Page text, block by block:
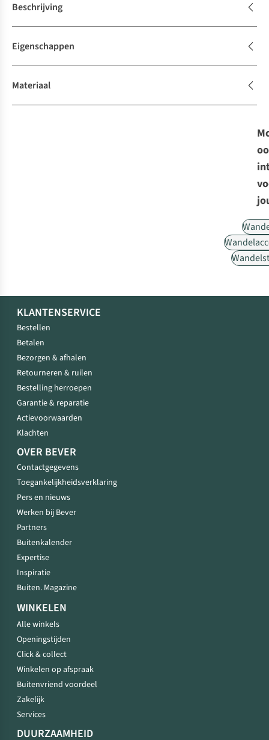
Beschrijving
Eigenschappen
Materiaal
KLANTENSERVICE
Bestellen
Betalen
Bezorgen & afhalen
Retourneren & ruilen
Bestelling herroepen
Garantie & reparatie
Actievoorwaarden
Klachten
OVER BEVER
Contactgegevens
Toegankelijkheidsverklaring
Pers en nieuws
Werken bij Bever
Partners
Buitenkalender
Expertise
Inspiratie
Buiten. Magazine
WINKELEN
Alle winkels
Openingstijden
Click & collect
Winkelen op afspraak
Buitenvriend voordeel
Zakelijk
Services
DUURZAAMHEID